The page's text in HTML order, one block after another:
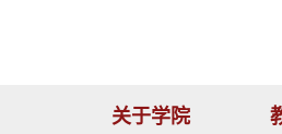
关于学院